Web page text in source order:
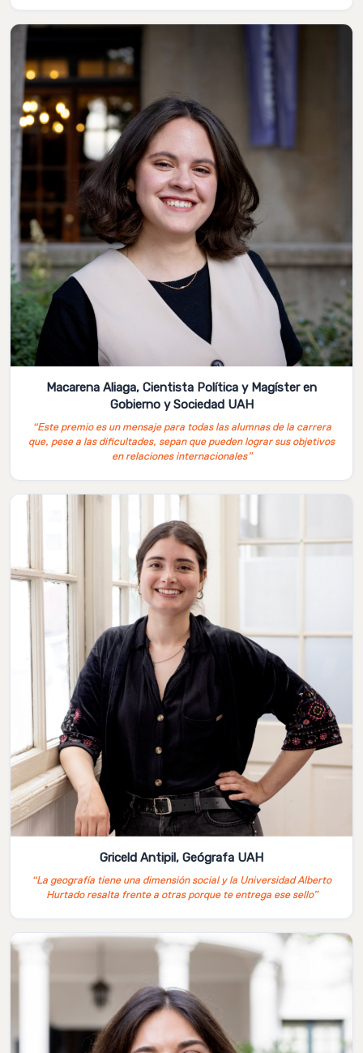
Macarena Aliaga, Cientista Política y Magíster en
Gobierno y Sociedad UAH
“Este premio es un mensaje para todas las alumnas de la carrera
que, pese a las dificultades, sepan que pueden lograr sus objetivos
en relaciones internacionales”
Griceld Antipil, Geógrafa UAH
“La geografía tiene una dimensión social y la Universidad Alberto
Hurtado resalta frente a otras porque te entrega ese sello”